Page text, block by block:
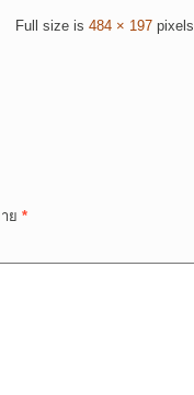
Full size is 484 × 197pixels
ย *